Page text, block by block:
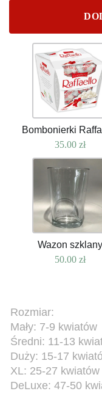
Bombonierki
35.00 zł
Wazon szklany
50.00 zł
Rozmiar:
Mały: 7-9 kwiatów
Średni: 11-13
Duży: 15-17
XL: 25-27 kwiatów
DeLuxe: 47-50